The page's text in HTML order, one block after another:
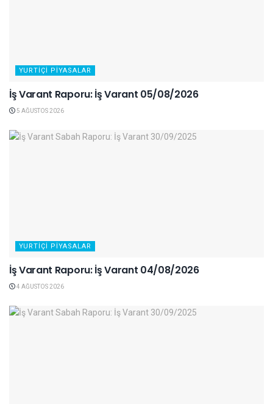
YURTIÇI PIYASALAR
İş Varant Raporu: İş Varant 05/08/2026
5 AĞUSTOS 2026
YURTIÇI PIYASALAR
İş Varant Raporu: İş Varant 04/08/2026
4 AĞUSTOS 2026